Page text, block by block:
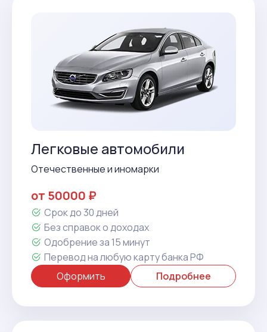
Легковые автомобили
Отечественные и иномарки
от 50000 ₽
Срок до 30 дней
Без справок о доходах
Одобрение за 15 минут
Перевод на любую карту банка РФ
Оформить
Подробнее